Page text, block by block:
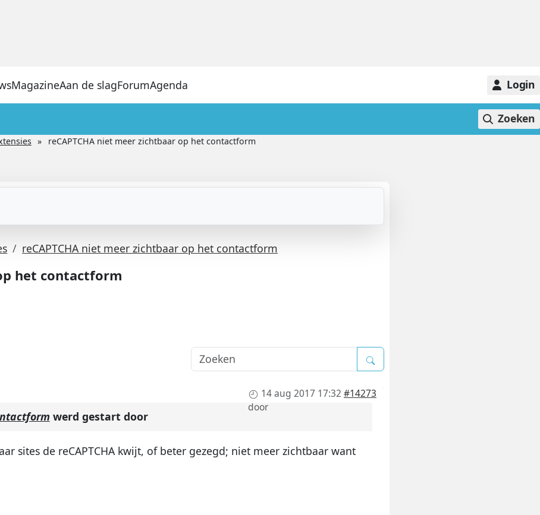
MagazineAan de slagForumAgenda Login
Zoeken
reCAPTCHA niet meer zichtbaar op het contactform
reCAPTCHA niet meer zichtbaar op het contactform
het contactform
14 aug 2017 17:32 #14273
door
werd gestart door
sites de reCAPTCHA kwijt, of beter gezegd; niet meer zichtbaar want